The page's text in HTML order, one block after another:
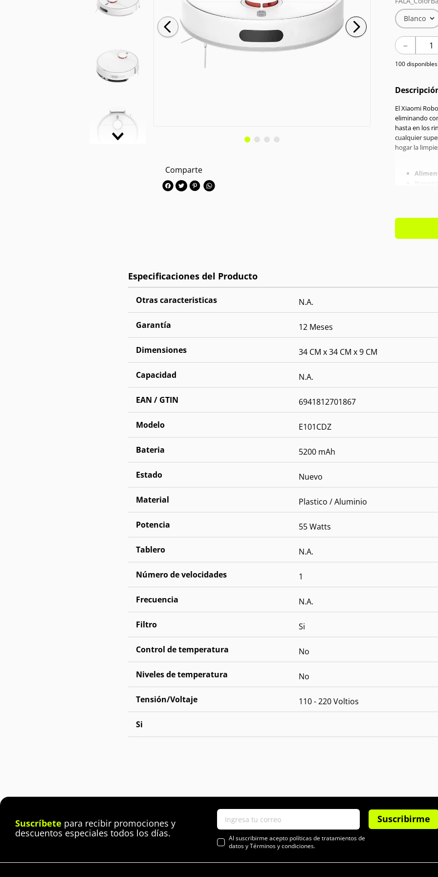
Comparte
Blanco
－
100 disponibles
El Xiaomi
eliminando
hasta en los
cualquier
hogar la
Otras caracteristicas N.A.
Garantía 12 Meses
Dimensiones 34 CM x 34 CM x 9 CM
Capacidad N.A.
EAN / GTIN 6941812701867
Modelo E101CDZ
Bateria 5200 mAh
Estado Nuevo
Material Plastico / Aluminio
Potencia 55 Watts
Tablero N.A.
Número de velocidades 1
Frecuencia N.A.
Filtro Si
Control de temperatura No
Niveles de temperatura No
Tensión/Voltaje 110 - 220 Voltios
Si
Suscríbete para recibir promociones y
descuentos especiales todos los días.
Suscribirme
Al suscribirme acepto políticas de tratamientos de
datos y Términos y condiciones.